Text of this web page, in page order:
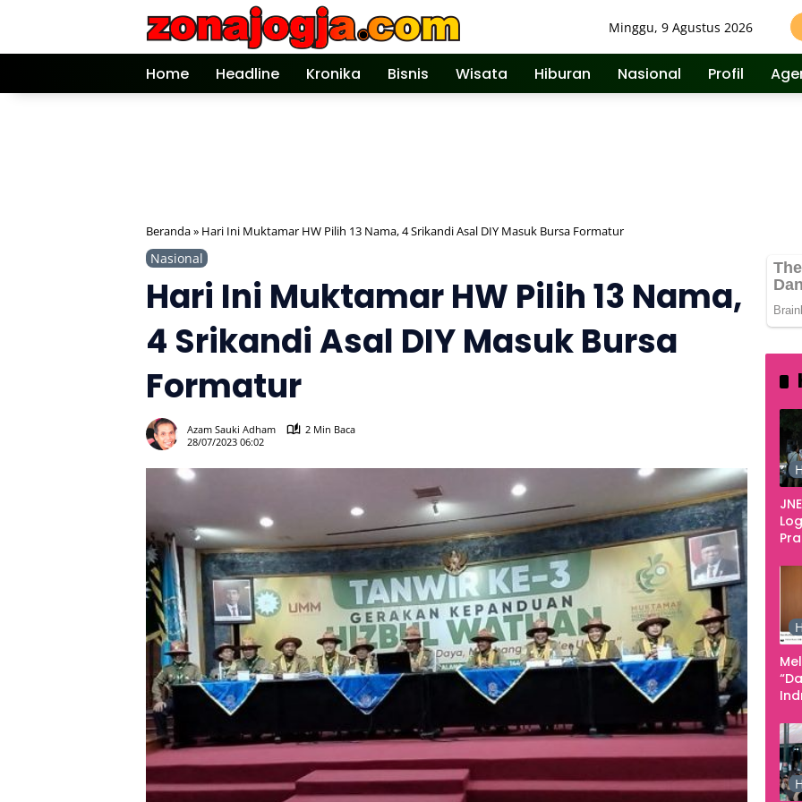
Minggu, 9 Agustus 2026
Home Headline Kronika Bisnis Wisata Hiburan Nasional Profil
Beranda» Hari Ini Muktamar HW Pilih 13 Nama, 4 Srikandi Asal DIY Masuk Bursa Formatur
Nasional
Hari Ini Muktamar HW Pilih 13 Nama,
4 Srikandi Asal DIY Masuk Bursa
Formatur
Azam Sauki Adham
2 Min Baca
28/07/2023 06:02